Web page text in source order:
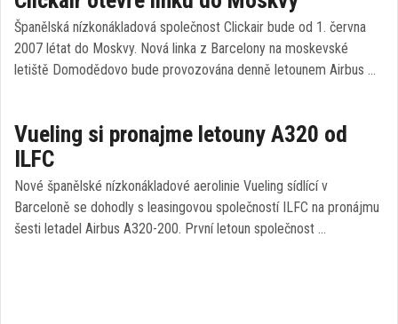
Španělská nízkonákladová společnost Clickair bude od 1. června
2007 létat do Moskvy. Nová linka z Barcelony na moskevské
letiště Domodědovo bude provozována denně letounem Airbus …
Vueling si pronajme letouny A320 od
ILFC
Nové španělské nízkonákladové aerolinie Vueling sídlící v
Barceloně se dohodly s leasingovou společností ILFC na pronájmu
šesti letadel Airbus A320-200. První letoun společnost …